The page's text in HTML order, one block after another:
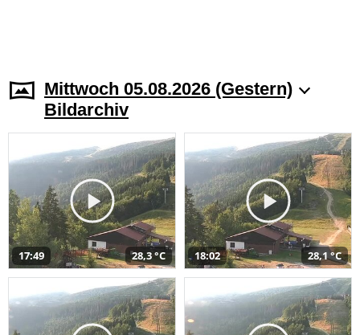
Mittwoch 05.08.2026 (Gestern)
Bildarchiv
17:49 28,3 °C 18:02 28,1 °C